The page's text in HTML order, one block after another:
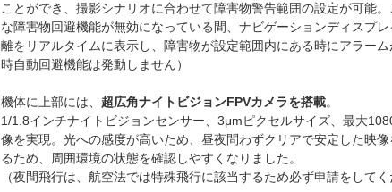
ことができ、撮影シナリオに合わせて障害物警告範囲の設定が可能
な障害物回避機能が無効になっている間、ナビゲーションディスプ
離をリアルタイムに表示し、障害物が設定範囲内にある時にアラー
時自動回避機能は発動しません）
機体に上部には、 超広角ナイトビジョンFPVカメラを搭載。
1/1.8インチナイトビジョンセンサー、3μmピクセルサイズ、最大
像を実現。光への感度が高いため、昼夜問わずクリアで安定した映
るため、周囲環境の状態を確認しやすくなりました。
（夜間飛行は、航空法では特殊飛行に該当するため必ず申請をしてく